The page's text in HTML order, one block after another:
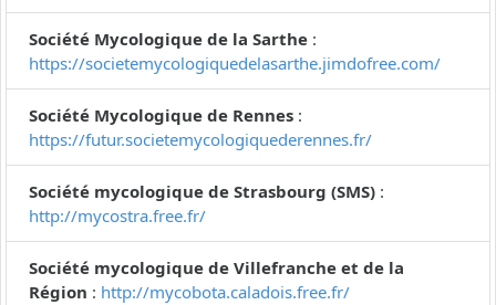
Société Mycologique de la Sarthe :
https://societemycologiquedelasarthe.jimdofree.com/
Société Mycologique de Rennes :
https://futur.societemycologiquederennes.fr/
Société mycologique de Strasbourg (SMS) :
http://mycostra.free.fr/
Société mycologique de Villefranche et de la
Région : http://mycobota.caladois.free.fr/